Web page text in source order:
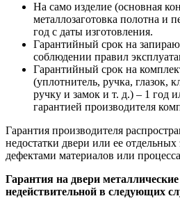
На само изделие (основная
металлозаготовка полотна и
год с даты изготовления.
Гарантийный срок на
соблюдении правил
Гарантийный срок на
(уплотнитель, ручка, глазок,
ручку и замок и т. д.) – 1 год
гарантией производителя
Гарантия производителя
недостатки двери или ее
дефектами материалов или
Гарантия на двери
недействительной в следующих